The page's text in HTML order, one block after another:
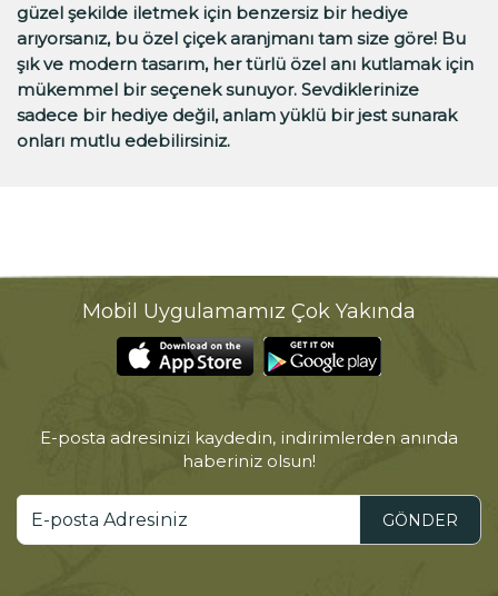
güzel şekilde iletmek için benzersiz bir hediye
arıyorsanız, bu özel çiçek aranjmanı tam size göre! Bu
şık ve modern tasarım, her türlü özel anı kutlamak için
mükemmel bir seçenek sunuyor. Sevdiklerinize
sadece bir hediye değil, anlam yüklü bir jest sunarak
onları mutlu edebilirsiniz.
Mobil Uygulamamız Çok Yakında
E-posta adresinizi kaydedin, indirimlerden anında
haberiniz olsun!
GÖNDER